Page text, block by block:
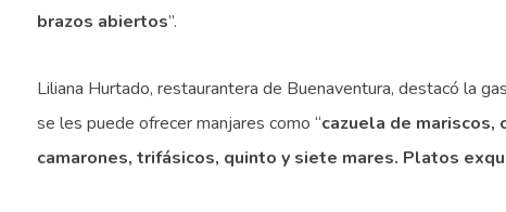
brazos abiertos”.
Liliana Hurtado, restaurantera de Buenaventura, destacó la
se les puede ofrecer manjares como “cazuela de mariscos,
camarones, trifásicos, quinto y siete mares. Platos